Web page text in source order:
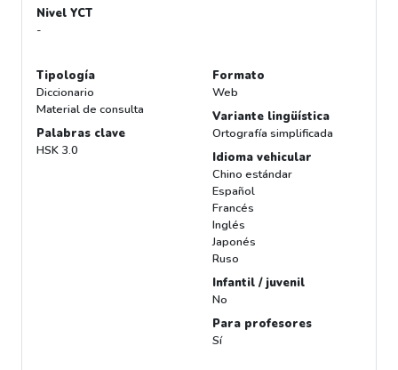
Nivel YCT
-
Tipología
Diccionario
Material de consulta
Palabras clave
HSK 3.0
Formato
Web
Variante lingüística
Ortografía simplificada
Idioma vehicular
Chino estándar
Español
Francés
Inglés
Japonés
Ruso
Infantil / juvenil
No
Para profesores
Sí